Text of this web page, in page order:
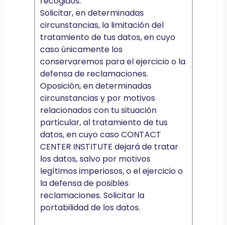
Solicitar, en determinadas
circunstancias, la limitación del
tratamiento de tus datos, en cuyo
caso únicamente los
conservaremos para el ejercicio o la
defensa de reclamaciones.
Oposición, en determinadas
circunstancias y por motivos
relacionados con tu situación
particular, al tratamiento de tus
datos, en cuyo caso CONTACT
CENTER INSTITUTE dejará de tratar
los datos, salvo por motivos
legítimos imperiosos, o el ejercicio o
la defensa de posibles
reclamaciones. Solicitar la
portabilidad de los datos.